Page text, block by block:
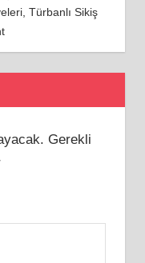
, Türbanlı Sikiş
Gerekli